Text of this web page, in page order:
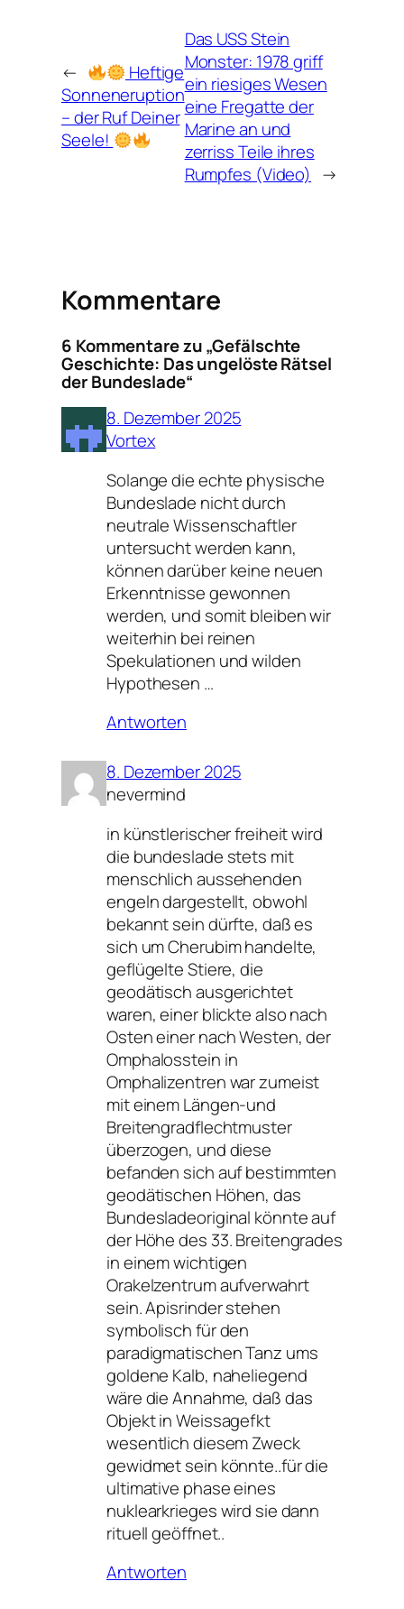
←
Heftige
Sonneneruption
– der Ruf Deiner
Seele!
Das USS Stein
Monster: 1978 griff
ein riesiges Wesen
eine Fregatte der
Marine an und
zerriss Teile ihres
Rumpfes (Video) →
Kommentare
6 Kommentare zu „Gefälschte
Geschichte: Das ungelöste Rätsel
der Bundeslade“
8. Dezember 2025
Vortex
Solange die echte physische
Bundeslade nicht durch
neutrale Wissenschaftler
untersucht werden kann,
können darüber keine neuen
Erkenntnisse gewonnen
werden, und somit bleiben wir
weiterhin bei reinen
Spekulationen und wilden
Hypothesen …
Antworten
8. Dezember 2025
nevermind
in künstlerischer freiheit wird
die bundeslade stets mit
menschlich aussehenden
engeln dargestellt, obwohl
bekannt sein dürfte, daß es
sich um Cherubim handelte,
geflügelte Stiere, die
geodätisch ausgerichtet
waren, einer blickte also nach
Osten einer nach Westen, der
Omphalosstein in
Omphalizentren war zumeist
mit einem Längen-und
Breitengradflechtmuster
überzogen, und diese
befanden sich auf bestimmten
geodätischen Höhen, das
Bundesladeoriginal könnte auf
der Höhe des 33. Breitengrades
in einem wichtigen
Orakelzentrum aufverwahrt
sein. Apisrinder stehen
symbolisch für den
paradigmatischen Tanz ums
goldene Kalb, naheliegend
wäre die Annahme, daß das
Objekt in Weissagefkt
wesentlich diesem Zweck
gewidmet sein könnte..für die
ultimative phase eines
nuklearkrieges wird sie dann
rituell geöffnet..
Antworten